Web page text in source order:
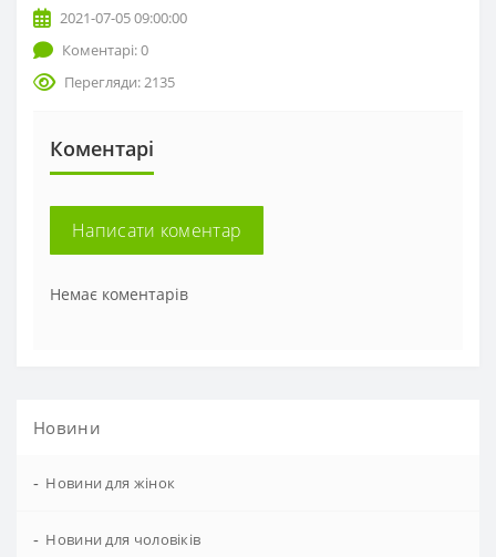
2021-07-05 09:00:00
Коментарі: 0
Перегляди: 2135
Коментарі
Написати коментар
Немає коментарів
Новини
- Новини для жінок
- Новини для чоловіків